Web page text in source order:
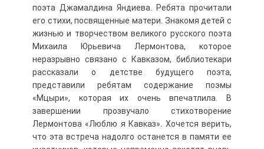
поэта Джамалдина Яндиева. Ребята прочитали
его стихи, посвященные матери. Знакомя детей с
жизнью и творчеством великого русского поэта
Михаила Юрьевича Лермонтова, которое
неразрывно связано с Кавказом, библиотекари
рассказали о детстве будущего поэта,
представили ребятам содержание поэмы
«Мцыри», которая их очень впечатлила. В
завершении прозвучало стихотворение
Лермонтова «Люблю я Кавказ». Хочется верить,
что эта встреча надолго останется в памяти ее